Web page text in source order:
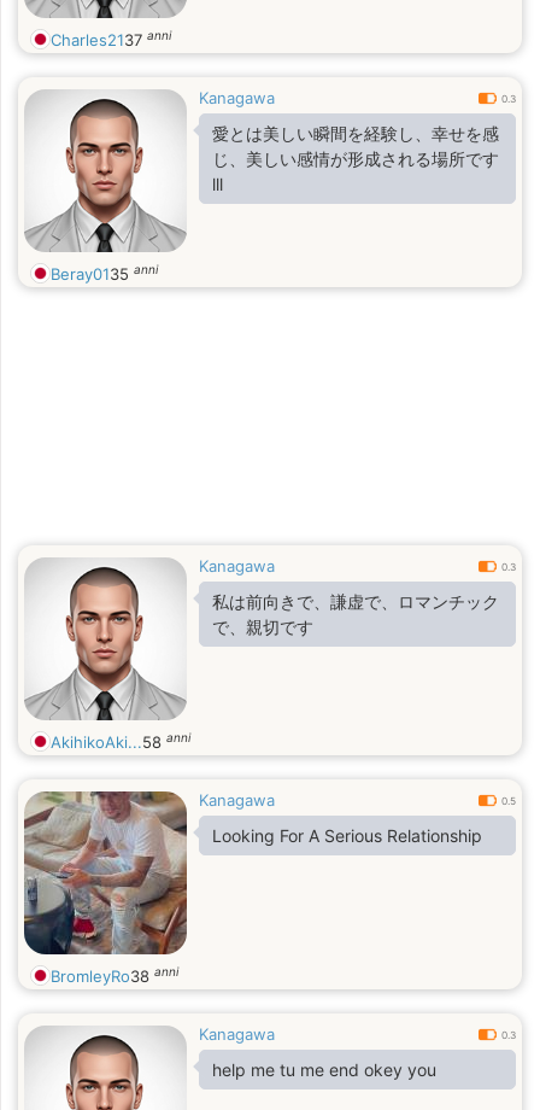
Charles2137 anni
Kanagawa 0.3
愛とは美しい瞬間を経験し、幸せを感
じ、美しい感情が形成される場所です
lll
Beray0135 anni
Kanagawa 0.3
私は前向きで、謙虚で、ロマンチック
で、親切です
AkihikoAki...58 anni
Kanagawa 0.5
Looking For A Serious Relationship
BromleyRo38 anni
Kanagawa 0.3
help me tu me end okey you